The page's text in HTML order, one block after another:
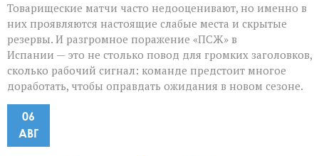
Товарищеские матчи часто недооценивают, но именно в
них проявляются настоящие слабые места и скрытые
резервы. И разгромное поражение «ПСЖ» в
Испании — это не столько повод для громких заголовков,
сколько рабочий сигнал: команде предстоит многое
доработать, чтобы оправдать ожидания в новом сезоне.
06
АВГ